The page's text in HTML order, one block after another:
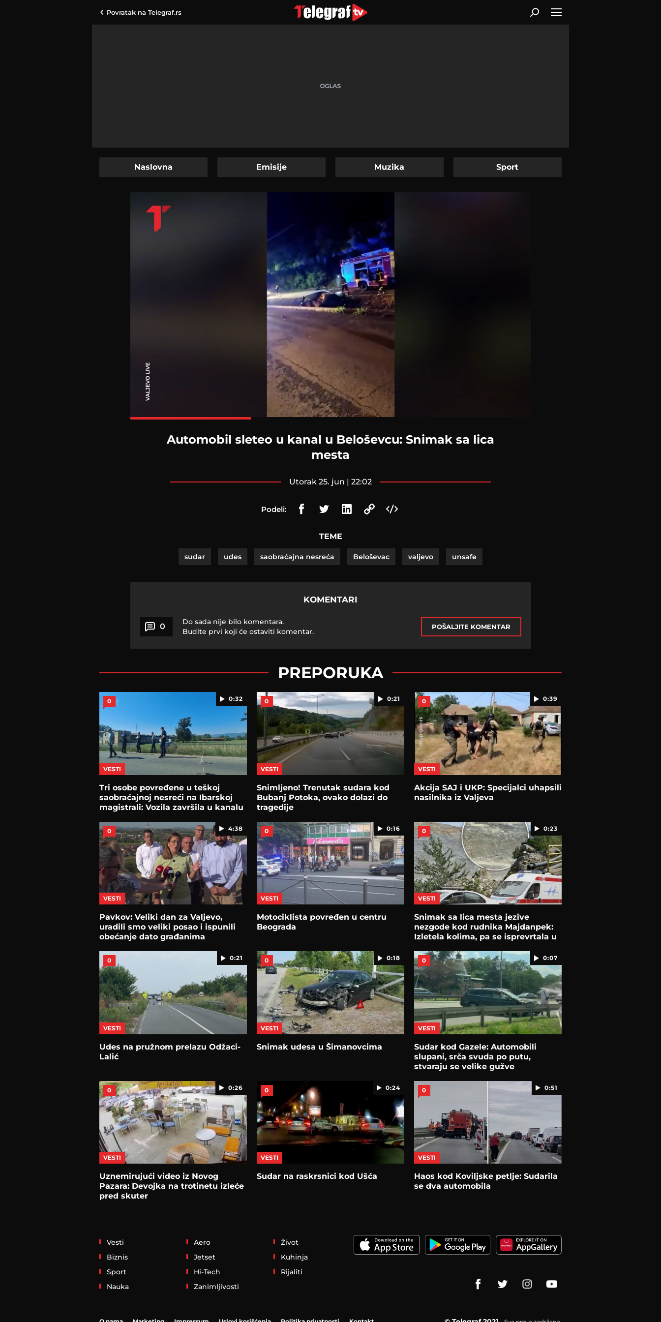
Povratak na Telegraf.rs
Naslovna Emisije Muzika Sport
Automobil sleteo u kanal u Beloševcu: Snimak sa lica
mesta
utorak 25. jun | 22:02
Podeli:
TEME
sudar udes saobraćajna nesreća Beloševac valjevo unsafe
KOMENTARI
0
Do sada nije bilo komentara.
Budite prvi koji će ostaviti komentar.
POŠALJITE KOMENTAR
PREPORUKA
0:32
0
VESTI
Tri osobe povređene u teškoj
saobraćajnoj nesreći na Ibarskoj
magistrali: Vozila završila u kanalu
0:21
0
VESTI
Snimljeno! Trenutak sudara kod
Bubanj Potoka, ovako dolazi do
tragedije
0:39
0
VESTI
Akcija SAJ i UKP: Specijalci uhapsili
nasilnika iz Valjeva
4:38
0
VESTI
Pavkov: Veliki dan za Valjevo,
uradili smo veliki posao i ispunili
obećanje dato građanima
0:16
0
VESTI
Motociklista povređen u centru
Beograda
0:23
0
VESTI
Snimak sa lica mesta jezive
nezgode kod rudnika Majdanpek:
Izletela kolima, pa se isprevrtala u
0:21
0
VESTI
Udes na pružnom prelazu Odžaci-
Lalić
0:18
0
VESTI
Snimak udesa u Šimanovcima
0:07
0
VESTI
Sudar kod Gazele: Automobili
slupani, srča svuda po putu,
stvaraju se velike gužve
0:26
0
VESTI
Uznemirujući video iz Novog
Pazara: Devojka na trotinetu izleće
pred skuter
0:24
0
VESTI
Sudar na raskrsnici kod Ušća
0:51
0
VESTI
Haos kod Koviljske petlje: Sudarila
se dva automobila
Vesti
Biznis
Sport
Nauka
Aero
Jetset
Hi-Tech
Zanimljivosti
Život
Kuhinja
Rijaliti